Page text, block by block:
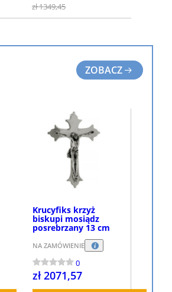
zł 1349,45
ZOBACZ
Krucyfiks krzyż
biskupi mosiądz
posrebrzany 13 cm
NA ZAMÓWIENIE
0
zł 2071,57